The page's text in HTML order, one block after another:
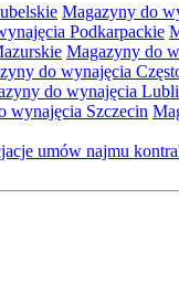
Magazyny do
Podkarpackie
Magazyny do
do wynajęcia
do wynajęcia
wynajęcia Szczecin
umów najmu